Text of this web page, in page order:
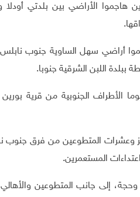
هاجموا الأراضي بين بلدتي أودلا
.
أراضي سهل الساوية جنوب
ببلدة اللبن الشرقية جنوبا.
الأطراف الجنوبية من قرية
وحجة، إلى جانب المتطوعين